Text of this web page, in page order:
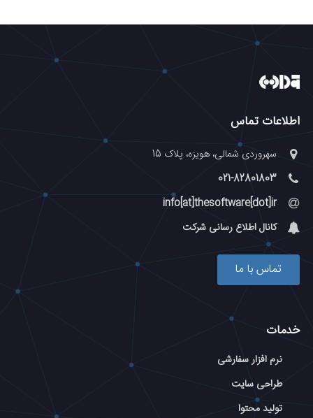
اطلاعات تماس
سهروردی شمالی، هویزه، پلاک 15
021-82801803
info[at]thesoftware[dot]ir
کانال اطلاع رسانی شرکت
تماس با ما
خدمات
نرم افزار سفارشی
طراحی سایت
تولید محتوا